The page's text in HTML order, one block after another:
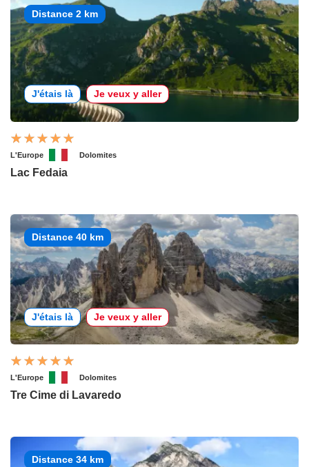
Distance 2 km
J'étais là Je veux y aller
L'Europe Dolomites
Lac Fedaia
Distance 40 km
J'étais là Je veux y aller
L'Europe Dolomites
Tre Cime di Lavaredo
Distance 34 km